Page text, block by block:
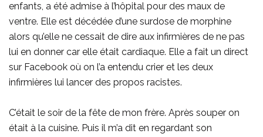
enfants, a été admise à l’hôpital pour des maux de
ventre. Elle est décédée d’une surdose de morphine
alors qu’elle ne cessait de dire aux infirmières de ne pas
lui en donner car elle était cardiaque. Elle a fait un direct
sur Facebook où on l’a entendu crier et les deux
infirmières lui lancer des propos racistes.
C’était le soir de la fête de mon frère. Après souper on
était à la cuisine. Puis il m’a dit en regardant son